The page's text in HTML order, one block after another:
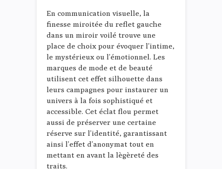
En communication visuelle, la
finesse miroitée du reflet gauche
dans un miroir voilé trouve une
place de choix pour évoquer l’intime,
le mystérieux ou l’émotionnel. Les
marques de mode et de beauté
utilisent cet effet silhouette dans
leurs campagnes pour instaurer un
univers à la fois sophistiqué et
accessible. Cet éclat flou permet
aussi de préserver une certaine
réserve sur l’identité, garantissant
ainsi l’effet d’anonymat tout en
mettant en avant la lègèreté des
traits.